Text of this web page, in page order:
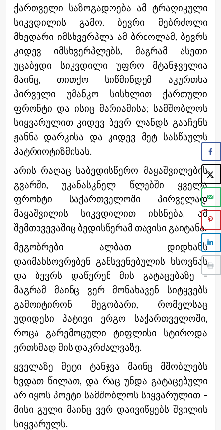
ქართველი საზოგადოება ამ ტრაღიკული
სიკვდილის გამო. ბევრი მებრძოლი
მხედარი იმსხვერპლა ამ ბრძოლამ, ბევრს
კიდევ იმსხვერპლებს, მაგრამ ასეთი
უცაბედი სიკვდილი უფრო მტანჯველია
მაინც, თითქო სიწმინდემ აკურთხა
პირველი უმანკო სისხლით ქართული
ფრონტი და ისიც მარიამისა; სამშობლოს
სიყვარულით კიდევ ბევრ ლანდს გააჩენს
ჟანნა დარკისა და კიდევ მეტ სასწაულს
პატრიოტიზმისას.
არის რაღაც საბედისწერო მაყაშვილების
გვარში, უკანასკნელ წლებში ყველა
ფრონტი საქართველოში პირველად
მაყაშვილის სიკვდილით იხსნება, ამ
შემთხვევაშიც ბედისწერამ თავისი გაიტანა.
მეგობრები ალბათ დიდხანს
დაიმახსოვრებენ განსვენებულის ხსოვნას
და ბევრს დაწერენ მის გატაცებაზე –
მაგრამ მაინც ვერ მონახავენ სიტყვებს
გამოიტირონ მეგობარი, რომელსაც
უდიდესი პატივი ერგო საქართველოში,
როცა გარემოცული ტიფლისი სტიროდა
ერთხმად მის დაკრძალვაზე.
ყველაზე მეტი ტანჯვა მაინც მშობლებს
ხვდათ წილათ, და რაც უნდა გატაცებული
არ იყოს პოეტი სამშობლოს სიყვარულით –
მისი გული მაინც ვერ დაივიწყებს შვილის
სიყვარულს.